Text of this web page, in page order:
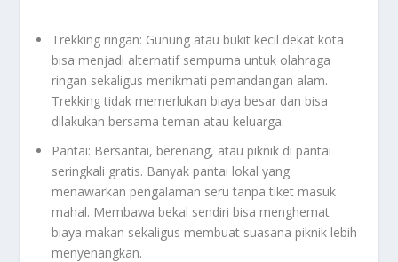
Trekking ringan: Gunung atau bukit kecil dekat kota
bisa menjadi alternatif sempurna untuk olahraga
ringan sekaligus menikmati pemandangan alam.
Trekking tidak memerlukan biaya besar dan bisa
dilakukan bersama teman atau keluarga.
Pantai: Bersantai, berenang, atau piknik di pantai
seringkali gratis. Banyak pantai lokal yang
menawarkan pengalaman seru tanpa tiket masuk
mahal. Membawa bekal sendiri bisa menghemat
biaya makan sekaligus membuat suasana piknik lebih
menyenangkan.